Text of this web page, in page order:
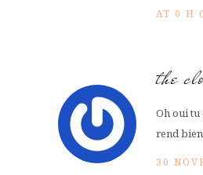
AT 0 H
the
Oh oui tu
rend
30